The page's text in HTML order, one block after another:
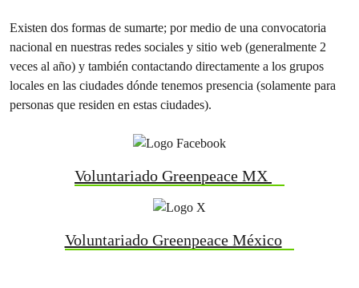
Existen dos formas de sumarte; por medio de una convocatoria
nacional en nuestras redes sociales y sitio web (generalmente 2
veces al año) y también contactando directamente a los grupos
locales en las ciudades dónde tenemos presencia (solamente para
personas que residen en estas ciudades).
Voluntariado Greenpeace MX
Voluntariado Greenpeace México